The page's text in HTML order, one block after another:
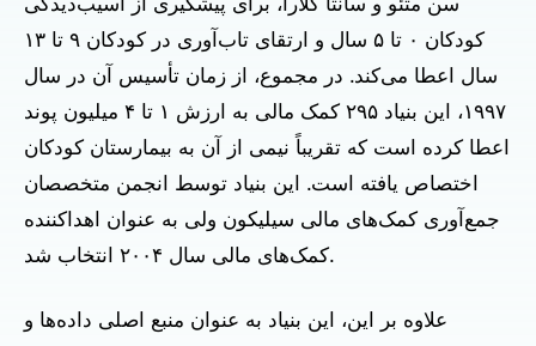
سن متئو و سانتا کلارا، برای پیشگیری از آسیب‌دیدگی
کودکان ۰ تا ۵ سال و ارتقای تاب‌آوری در کودکان ۹ تا ۱۳
سال اعطا می‌کند. در مجموع، از زمان تأسیس آن در سال
۱۹۹۷، این بنیاد ۲۹۵ کمک مالی به ارزش ۱ تا ۴ میلیون پوند
اعطا کرده است که تقریباً نیمی از آن به بیمارستان کودکان
اختصاص یافته است. این بنیاد توسط انجمن متخصصان
جمع‌آوری کمک‌های مالی سیلیکون ولی به عنوان اهداکننده
کمک‌های مالی سال ۲۰۰۴ انتخاب شد.
علاوه بر این، این بنیاد به عنوان منبع اصلی داده‌ها و